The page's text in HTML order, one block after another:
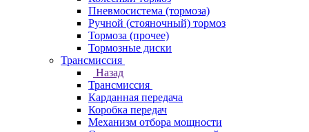
Пневмосиcтема (тормоза)
Ручной (стояночный) тормоз
Тормоза (прочее)
Тормозные диски
Трансмиссия
Назад
Трансмиссия
Карданная передача
Коробка передач
Механизм отбора мощности